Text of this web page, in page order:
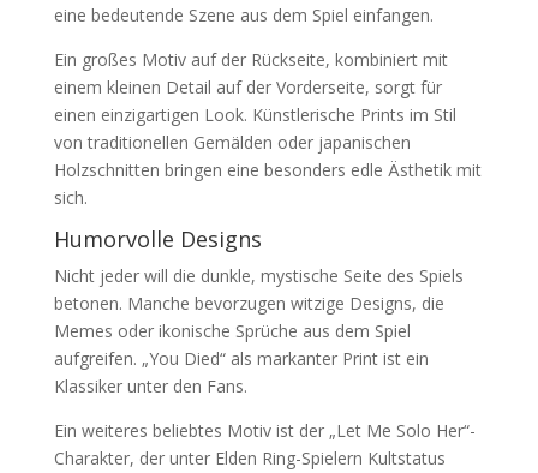
eine bedeutende Szene aus dem Spiel einfangen.
Ein großes Motiv auf der Rückseite, kombiniert mit
einem kleinen Detail auf der Vorderseite, sorgt für
einen einzigartigen Look. Künstlerische Prints im Stil
von traditionellen Gemälden oder japanischen
Holzschnitten bringen eine besonders edle Ästhetik mit
sich.
Humorvolle Designs
Nicht jeder will die dunkle, mystische Seite des Spiels
betonen. Manche bevorzugen witzige Designs, die
Memes oder ikonische Sprüche aus dem Spiel
aufgreifen. „You Died“ als markanter Print ist ein
Klassiker unter den Fans.
Ein weiteres beliebtes Motiv ist der „Let Me Solo Her“-
Charakter, der unter Elden Ring-Spielern Kultstatus